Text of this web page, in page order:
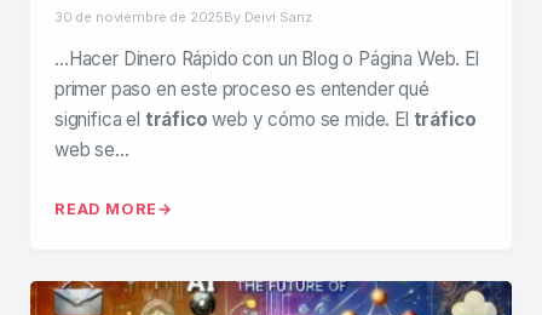
30 de noviembre de 2025By Deivi Sanz
…Hacer Dinero Rápido con un Blog o Página Web. El
primer paso en este proceso es entender qué
significa el tráfico web y cómo se mide. El tráfico
web se…
READ MORE